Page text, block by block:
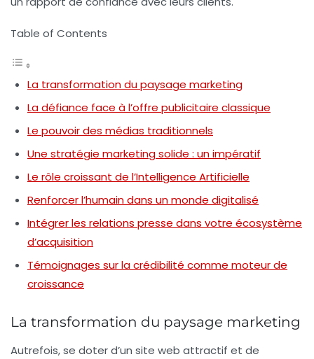
Table of Contents
La transformation du paysage marketing
La défiance face à l’offre publicitaire classique
Le pouvoir des médias traditionnels
Une stratégie marketing solide : un impératif
Le rôle croissant de l’Intelligence Artificielle
Renforcer l’humain dans un monde digitalisé
Intégrer les relations presse dans votre écosystème
d’acquisition
Témoignages sur la crédibilité comme moteur de
croissance
La transformation du paysage marketing
Autrefois, se doter d’un site web attractif et de